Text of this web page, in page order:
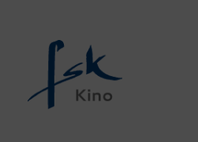
springen